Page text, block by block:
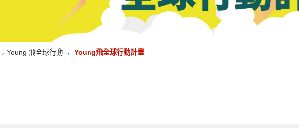
Young 飛全球行動 Young飛全球行動計畫